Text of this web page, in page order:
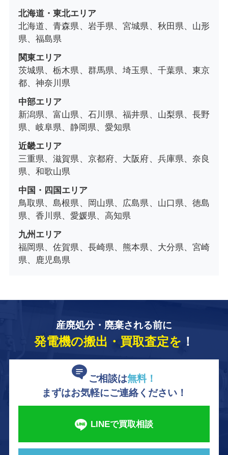
北海道・東北エリア
北海道、青森県、岩手県、宮城県、秋田県、山形
県、福島県
関東エリア
茨城県、栃木県、群馬県、埼玉県、千葉県、東京
都、神奈川県
中部エリア
新潟県、富山県、石川県、福井県、山梨県、長野
県、岐阜県、静岡県、愛知県
近畿エリア
三重県、滋賀県、京都府、大阪府、兵庫県、奈良
県、和歌山県
中国・四国エリア
鳥取県、島根県、岡山県、広島県、山口県、徳島
県、香川県、愛媛県、高知県
九州エリア
福岡県、佐賀県、長崎県、熊本県、大分県、宮崎
県、鹿児島県
産廃処分・廃棄される前に
発電機の搬出・買取査定を ！
ご相談は無料！
まずはお気軽にご連絡ください！
LINEで買取相談